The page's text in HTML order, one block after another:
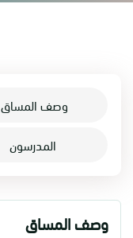
وصف المساق
المدرسون
وصف المساق